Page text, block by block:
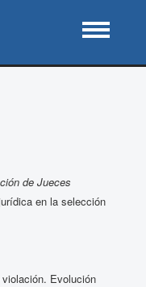
de Jueces
en la selección
Evolución